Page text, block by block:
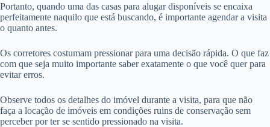
Portanto, quando uma das casas para alugar disponíveis se encaixa
perfeitamente naquilo que está buscando, é importante agendar a visita
o quanto antes.
Os corretores costumam pressionar para uma decisão rápida. O que faz
com que seja muito importante saber exatamente o que você quer para
evitar erros.
Observe todos os detalhes do imóvel durante a visita, para que não
faça a locação de imóveis em condições ruins de conservação sem
perceber por ter se sentido pressionado na visita.